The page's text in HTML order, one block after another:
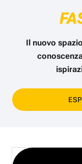
Il nuovo